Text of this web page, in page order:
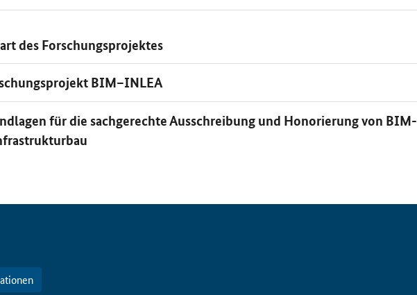
des Forschungsprojektes
BIM–INLEA
für die sachgerechte Ausschreibung und Honorierung von BIM-